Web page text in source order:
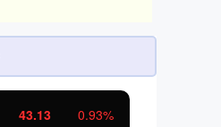
11.37 1.01%